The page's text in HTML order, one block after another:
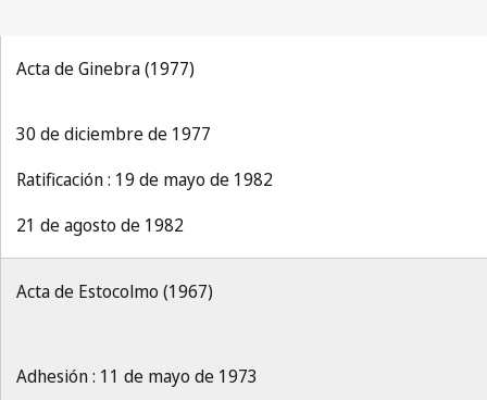
Acta de Ginebra (1977)
30 de diciembre de 1977
Ratificación : 19 de mayo de 1982
21 de agosto de 1982
Acta de Estocolmo (1967)
Adhesión : 11 de mayo de 1973